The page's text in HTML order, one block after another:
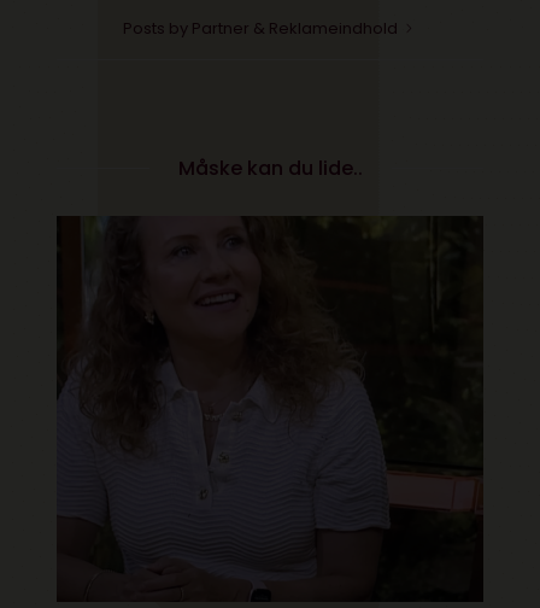
Posts by Partner & Reklameindhold
Måske kan du lide..